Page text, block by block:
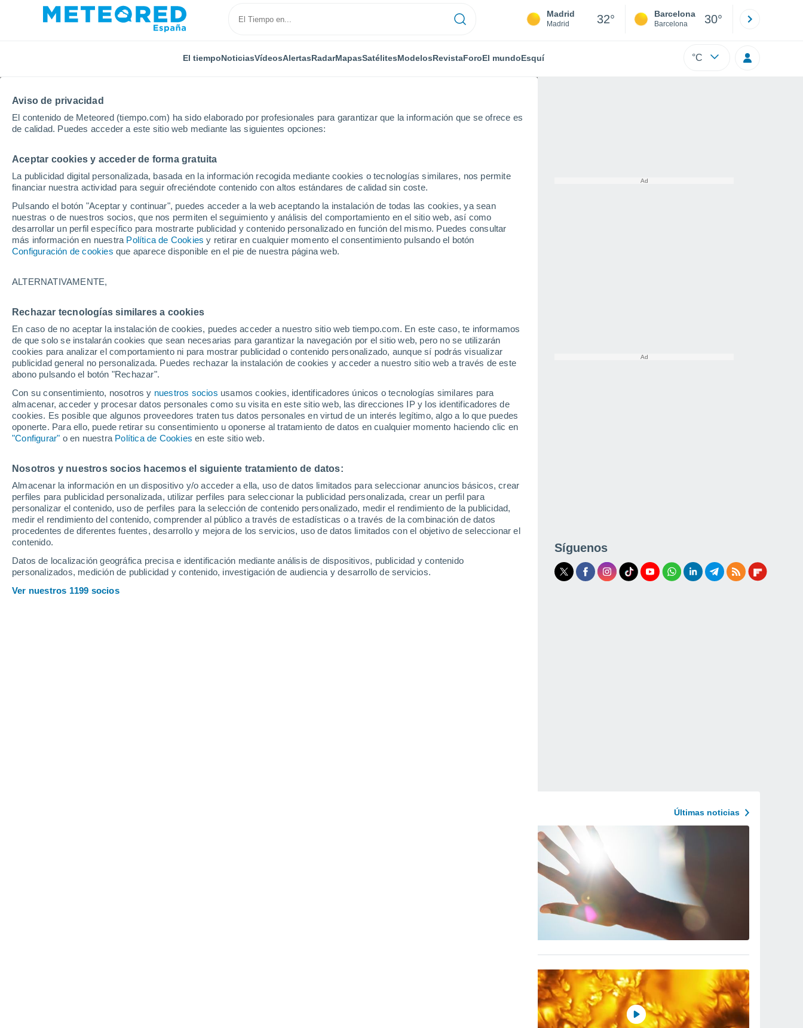
Aviso de privacidad
El contenido de Meteored (tiempo.com) ha sido elaborado por profesionales para garantizar que la información que se ofrece es
de calidad. Puedes acceder a este sitio web mediante las siguientes opciones:
Aceptar cookies y acceder de forma gratuita
La publicidad digital personalizada, basada en la información recogida mediante cookies o tecnologías similares, nos permite
financiar nuestra actividad para seguir ofreciéndote contenido con altos estándares de calidad sin coste.
Pulsando el botón "Aceptar y continuar", puedes acceder a la web aceptando la instalación de todas las cookies, ya sean
nuestras o de nuestros socios, que nos permiten el seguimiento y análisis del comportamiento en el sitio web, así como
desarrollar un perfil específico para mostrarte publicidad y contenido personalizado en función del mismo. Puedes consultar
más información en nuestra Política de Cookies y retirar en cualquier momento el consentimiento pulsando el botón
Configuración de cookies que aparece disponible en el pie de nuestra página web.
ALTERNATIVAMENTE,
Rechazar tecnologías similares a cookies
En caso de no aceptar la instalación de cookies, puedes acceder a nuestro sitio web tiempo.com. En este caso, te informamos
de que solo se instalarán cookies que sean necesarias para garantizar la navegación por el sitio web, pero no se utilizarán
cookies para analizar el comportamiento ni para mostrar publicidad o contenido personalizado, aunque sí podrás visualizar
publicidad general no personalizada. Puedes rechazar la instalación de cookies y acceder a nuestro sitio web a través de este
abono pulsando el botón "Rechazar".
Con su consentimiento, nosotros y nuestros socios usamos cookies, identificadores únicos o tecnologías similares para
almacenar, acceder y procesar datos personales como su visita en este sitio web, las direcciones IP y los identificadores de
cookies. Es posible que algunos proveedores traten tus datos personales en virtud de un interés legítimo, algo a lo que puedes
oponerte. Para ello, puede retirar su consentimiento u oponerse al tratamiento de datos en cualquier momento haciendo clic en
"Configurar" o en nuestra Política de Cookies en este sitio web.
Nosotros y nuestros socios hacemos el siguiente tratamiento de datos:
Almacenar la información en un dispositivo y/o acceder a ella, uso de datos limitados para seleccionar anuncios básicos, crear
perfiles para publicidad personalizada, utilizar perfiles para seleccionar la publicidad personalizada, crear un perfil para
personalizar el contenido, uso de perfiles para la selección de contenido personalizado, medir el rendimiento de la publicidad,
medir el rendimiento del contenido, comprender al público a través de estadísticas o a través de la combinación de datos
procedentes de diferentes fuentes, desarrollo y mejora de los servicios, uso de datos limitados con el objetivo de seleccionar el
contenido.
Datos de localización geográfica precisa e identificación mediante análisis de dispositivos, publicidad y contenido
personalizados, medición de publicidad y contenido, investigación de audiencia y desarrollo de servicios.
Ver nuestros 1199 socios
Madrid
Madrid 32° Barcelona
Barcelona 30°
El tiempoNoticiasVídeosAlertasRadarMapasSatélitesModelosRevistaForoEl mundoEsquí °C
Inicio Brasil Estado de São Paulo
El Tiempo en el Estado de São Paulo
Hoy, 8 agosto Todo el día Símbolo
17°
Bauru
30°
Presidente
Prudente
29°
Campinas
29°
São Paulo
São José Do
Rio Preto
Sul
Olimpia
32°
18°
Aracatuba
31°
16°
Ribeirão
Preto
29°
17°
Ourinhos
26°
16°
Itapeva
24°
19°
Peruibe
Síguenos
Últimas noticias